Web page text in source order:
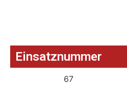
Einsatznummer
67